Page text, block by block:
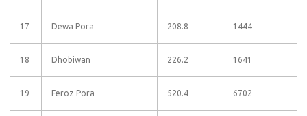
17 Dewa Pora 208.8 1444
18 Dhobiwan 226.2 1641
19 Feroz Pora 520.4 6702